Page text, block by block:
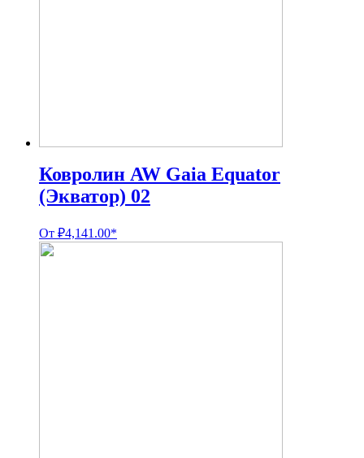
Ковролин AW Gaia Equator
(Экватор) 02
От ₽4,141.00*